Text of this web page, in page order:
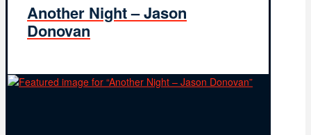
Another Night – Jason
Donovan